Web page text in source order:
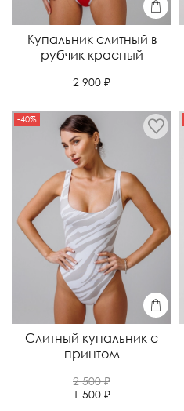
Купальник слитный в
рубчик красный
2 900 ₽
-40%
Слитный купальник с
принтом
2 500 ₽
1 500 ₽